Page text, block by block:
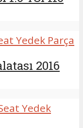
Yedek Parça
2016
Yedek